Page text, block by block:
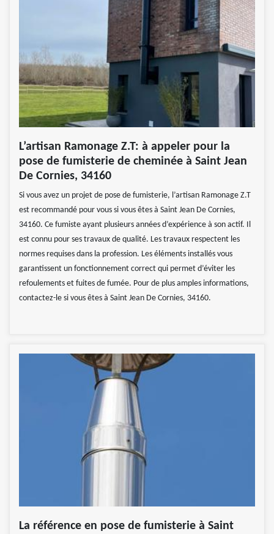
L’artisan Ramonage Z.T: à appeler pour la
pose de fumisterie de cheminée à Saint Jean
De Cornies, 34160
Si vous avez un projet de pose de fumisterie, l’artisan Ramonage Z.T
est recommandé pour vous si vous êtes à Saint Jean De Cornies,
34160. Ce fumiste ayant plusieurs années d’expérience à son actif. Il
est connu pour ses travaux de qualité. Les travaux respectent les
normes requises dans la profession. Les éléments installés vous
garantissent un fonctionnement correct qui permet d’éviter les
refoulements et fuites de fumée. Pour de plus amples informations,
contactez-le si vous êtes à Saint Jean De Cornies, 34160.
La référence en pose de fumisterie à Saint